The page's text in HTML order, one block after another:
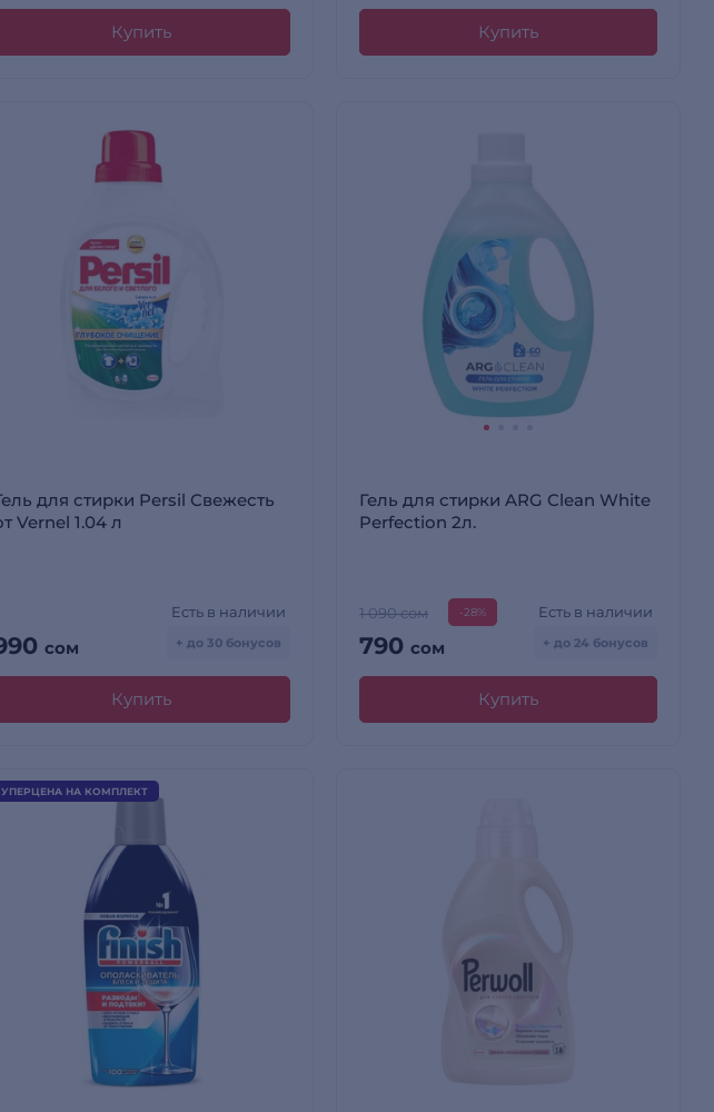
Купить Купить
для стирки Persil Свежесть
Vernel 1.04 л
сом
Есть в наличии
+ до 30 бонусов
Купить
Гель для стирки ARG Clean White
Perfection 2л.
1 090 сом -28%
790сом
Есть в наличии
+ до 24 бонусов
Купить
НА КОМПЛЕКТ